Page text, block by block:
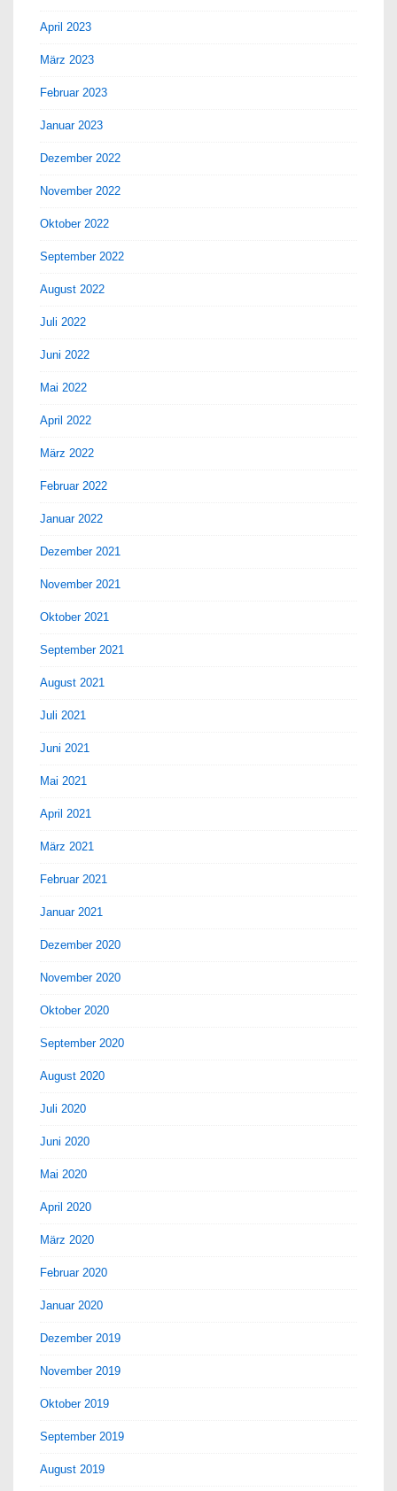
April 2023
März 2023
Februar 2023
Januar 2023
Dezember 2022
November 2022
Oktober 2022
September 2022
August 2022
Juli 2022
Juni 2022
Mai 2022
April 2022
März 2022
Februar 2022
Januar 2022
Dezember 2021
November 2021
Oktober 2021
September 2021
August 2021
Juli 2021
Juni 2021
Mai 2021
April 2021
März 2021
Februar 2021
Januar 2021
Dezember 2020
November 2020
Oktober 2020
September 2020
August 2020
Juli 2020
Juni 2020
Mai 2020
April 2020
März 2020
Februar 2020
Januar 2020
Dezember 2019
November 2019
Oktober 2019
September 2019
August 2019